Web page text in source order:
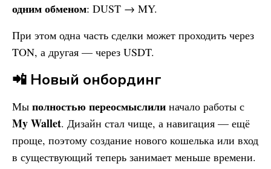
одним обменом: DUST → MY.
При этом одна часть сделки может проходить через
TON, а другая — через USDT.
📲 Новый онбординг
Мы полностью переосмыслили начало работы с
My Wallet. Дизайн стал чище, а навигация — ещё
проще, поэтому создание нового кошелька или вход
в существующий теперь занимает меньше времени.